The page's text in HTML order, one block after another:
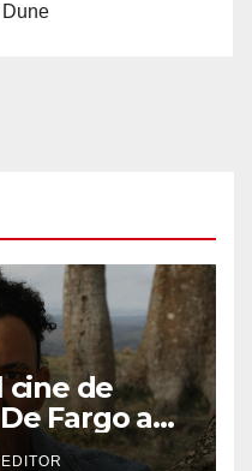
cine de
Fargo a
EDITOR